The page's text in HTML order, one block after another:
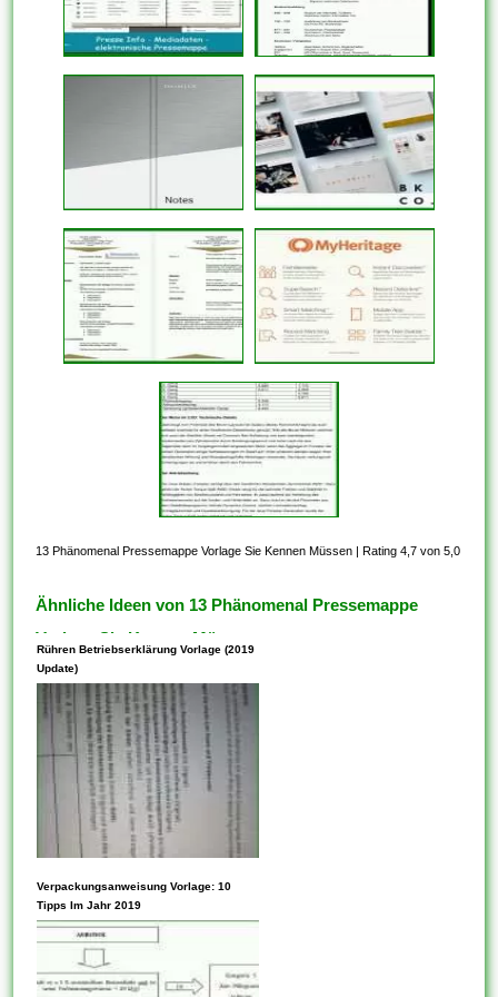
13 Phänomenal Pressemappe Vorlage Sie Kennen Müssen |Rating 4,7 von 5,0
Ähnliche Ideen von 13 Phänomenal Pressemappe
Vorlage Sie Kennen Müssen
Rühren Betriebserklärung Vorlage (2019
Update)
Vorlagen können Parameter
innehaben. Die Verwendung
von Vorlagen ist auch eine
hervorragende Möglichkeit,
schnell auf Taschenrechner
Verpackungsanweisung Vorlage: 10
Tipps Im Jahr 2019